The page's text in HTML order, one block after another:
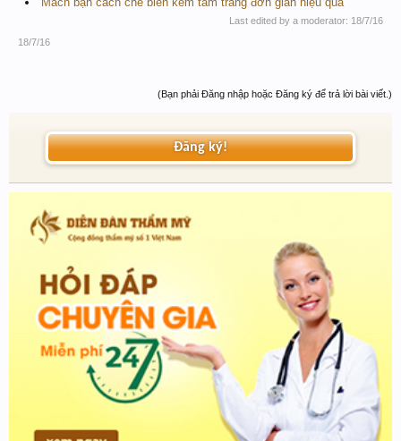
Last edited by a moderator: 18/7/16
18/7/16
(Bạn phải Đăng nhập hoặc Đăng ký để trả lời bài viết.)
Đăng ký!